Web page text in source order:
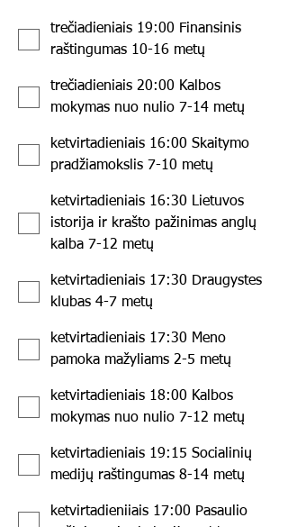
trečiadieniais 19:00 Finansinis
raštingumas 10-16 metų
trečiadieniais 20:00 Kalbos
mokymas nuo nulio 7-14 metų
ketvirtadieniais 16:00 Skaitymo
pradžiamokslis 7-10 metų
ketvirtadieniais 16:30 Lietuvos
istorija ir krašto pažinimas anglų
kalba 7-12 metų
ketvirtadieniais 17:30 Draugystes
klubas 4-7 metų
ketvirtadieniais 17:30 Meno
pamoka mažyliams 2-5 metų
ketvirtadieniais 18:00 Kalbos
mokymas nuo nulio 7-12 metų
ketvirtadieniais 19:15 Socialinių
medijų raštingumas 8-14 metų
ketvirtadieniiais 17:00 Pasaulio